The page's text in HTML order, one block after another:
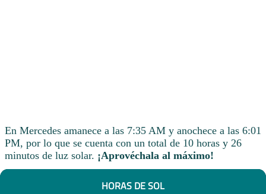
En Mercedes amanece a las 7:35 AM y anochece a las 6:01
PM, por lo que se cuenta con un total de 10 horas y 26
minutos de luz solar. ¡Aprovéchala al máximo!
HORAS DE SOL